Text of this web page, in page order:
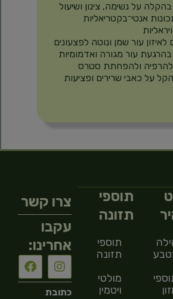
בהקלה על נשימה, צינון ושיעול
אנטי־בקטריאליות
עור שמן ונוטה לפצעונים
בהרגעת עור מגורה ואדמומיות
ולהפחתת סטרס
על כאבי שרירים ופציעות
תוספי
תזונה
תוספי
תזונה
מולטי
ויטמין
צרו קשר
עקבו
אחרינו:
כתובת